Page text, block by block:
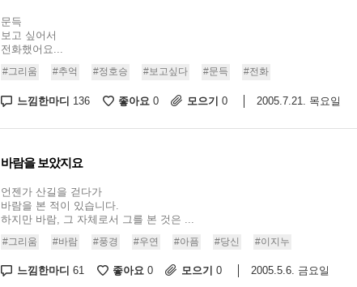
문득
보고 싶어서
전화했어요...
#그리움 #추억 #정호승 #보고싶다 #문득 #전화
느낌한마디 136 좋아요 0 모으기 0 2005.7.21. 목요일
바람을 보았지요
언젠가 산길을 걷다가
바람을 본 적이 있습니다.
하지만 바람, 그 자체로서 그를 본 것은 ...
#그리움 #바람 #풍경 #우연 #아픔 #당신 #이지누
느낌한마디 61 좋아요 0 모으기 0 2005.5.6. 금요일